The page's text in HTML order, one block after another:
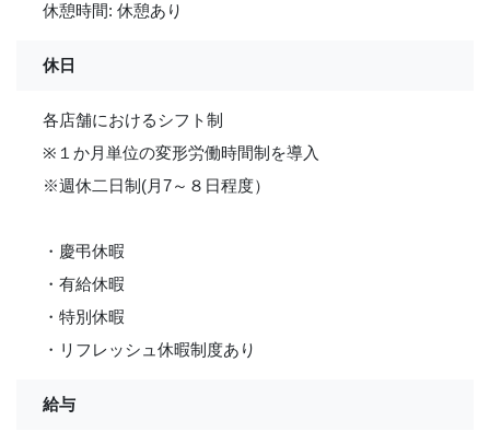
休憩時間: 休憩あり
休日
各店舗におけるシフト制
※１か月単位の変形労働時間制を導入
※週休二日制(月7～８日程度）
・慶弔休暇
・有給休暇
・特別休暇
・リフレッシュ休暇制度あり
給与